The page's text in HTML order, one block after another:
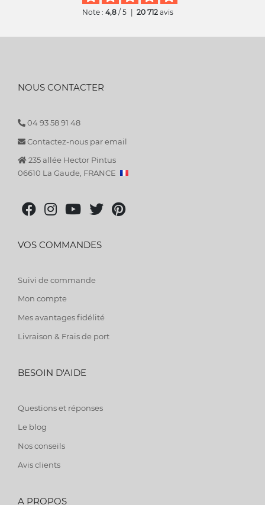
Note : 4,8 / 5 | 20 712 avis
NOUS CONTACTER
04 93 58 91 48
Contactez-nous par email
235 allée Hector Pintus
06610 La Gaude, FRANCE
VOS COMMANDES
Suivi de commande
Mon compte
Mes avantages fidélité
Livraison & Frais de port
BESOIN D'AIDE
Questions et réponses
Le blog
Nos conseils
Avis clients
A PROPOS